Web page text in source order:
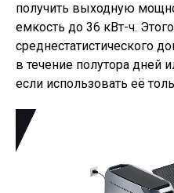
получить выходную
емкость до 36 кВт-ч.
среднестатистического
в течение полутора дней
если использовать её